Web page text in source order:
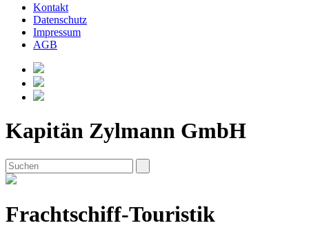
Kontakt
Datenschutz
Impressum
AGB
Kapitän Zylmann GmbH
Frachtschiff-Touristik